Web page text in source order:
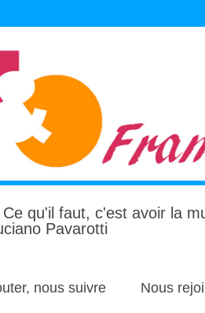
qu'il faut, c'est avoir la
Pavarotti
nous suivre Nous